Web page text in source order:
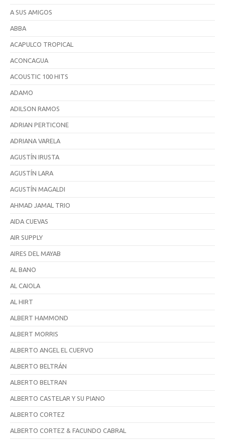
A SUS AMIGOS
ABBA
ACAPULCO TROPICAL
ACONCAGUA
ACOUSTIC 100 HITS
ADAMO
ADILSON RAMOS
ADRIAN PERTICONE
ADRIANA VARELA
AGUSTÍN IRUSTA
AGUSTÍN LARA
AGUSTÍN MAGALDI
AHMAD JAMAL TRIO
AIDA CUEVAS
AIR SUPPLY
AIRES DEL MAYAB
AL BANO
AL CAIOLA
AL HIRT
ALBERT HAMMOND
ALBERT MORRIS
ALBERTO ANGEL EL CUERVO
ALBERTO BELTRÁN
ALBERTO BELTRAN
ALBERTO CASTELAR Y SU PIANO
ALBERTO CORTEZ
ALBERTO CORTEZ & FACUNDO CABRAL